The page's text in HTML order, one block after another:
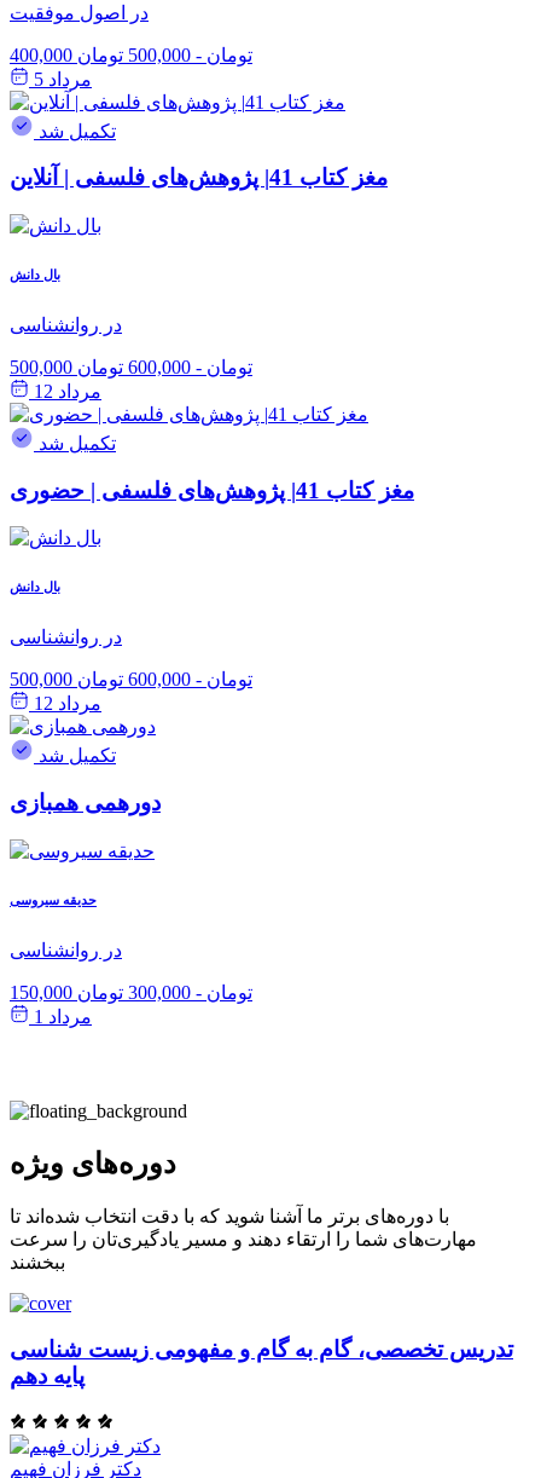
در اصول موفقیت
400,000 تومان - 500,000 تومان
مرداد 5
تکمیل شد
مغز کتاب 41| پژوهش‌های فلسفی | آنلاین
بال دانش
در روانشناسی
500,000 تومان - 600,000 تومان
مرداد 12
تکمیل شد
مغز کتاب 41| پژوهش‌های فلسفی | حضوری
بال دانش
در روانشناسی
500,000 تومان - 600,000 تومان
مرداد 12
تکمیل شد
دورهمی همبازی
حدیقه سیروسی
در روانشناسی
150,000 تومان - 300,000 تومان
مرداد 1
دوره‌های ویژه
با دوره‌های برتر ما آشنا شوید که با دقت انتخاب شده‌اند تا
مهارت‌های شما را ارتقاء دهند و مسیر یادگیری‌تان را سرعت
ببخشند
تدریس تخصصی، گام به گام و مفهومی زیست شناسی
پایه دهم
دکتر فرزان فهیم